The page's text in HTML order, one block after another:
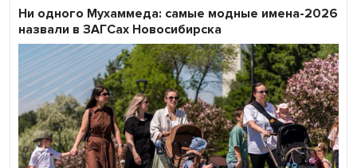
Ни одного Мухаммеда: самые модные имена-2026
назвали в ЗАГСах Новосибирска